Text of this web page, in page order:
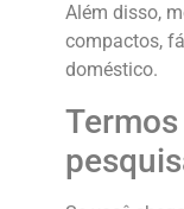
Além disso,
compactos,
doméstico.